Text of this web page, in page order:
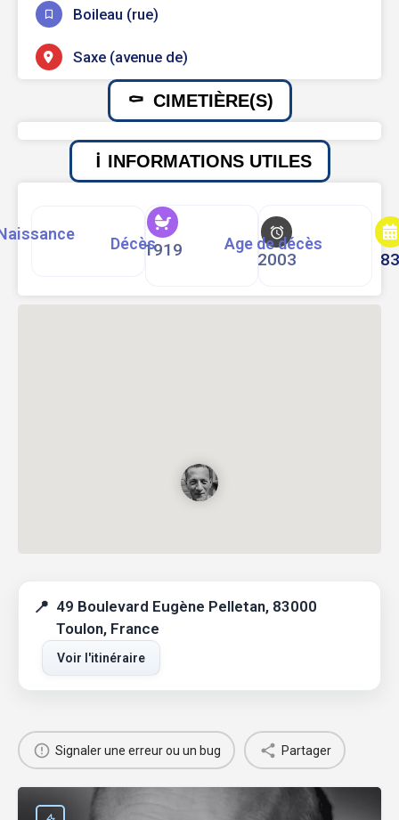
Boileau (rue)
Saxe (avenue de)
CIMETIÈRE(S)
INFORMATIONS UTILES
1919
Décès
2003
Age de décès
49 Boulevard Eugène Pelletan, 83000
Toulon, France
Voir l'itinéraire
Signaler une erreur ou un bug Partager